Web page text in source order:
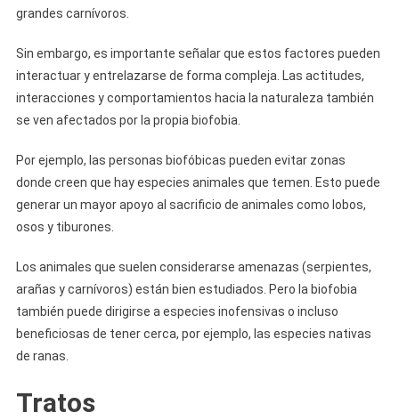
grandes carnívoros.
Sin embargo, es importante señalar que estos factores pueden
interactuar y entrelazarse de forma compleja. Las actitudes,
interacciones y comportamientos hacia la naturaleza también
se ven afectados por la propia biofobia.
Por ejemplo, las personas biofóbicas pueden evitar zonas
donde creen que hay especies animales que temen. Esto puede
generar un mayor apoyo al sacrificio de animales como lobos,
osos y tiburones.
Los animales que suelen considerarse amenazas (serpientes,
arañas y carnívoros) están bien estudiados. Pero la biofobia
también puede dirigirse a especies inofensivas o incluso
beneficiosas de tener cerca, por ejemplo, las especies nativas
de ranas.
Tratos